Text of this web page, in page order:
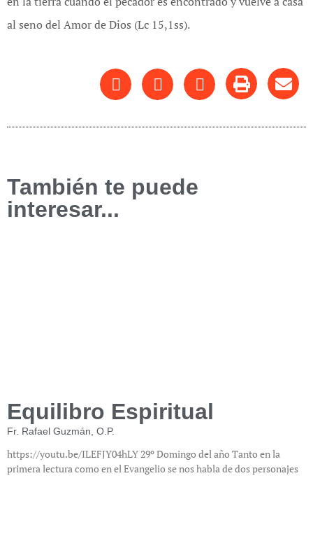
al seno del Amor de Dios (Lc 15,1ss).
También te puede
interesar...
Equilibro Espiritual
Fr. Rafael Guzmán, O.P.
https://youtu.be/ILEFJY04hLY 29º Domingo del año Tanto en la
primera lectura como en el Evangelio se nos habla de dos personajes